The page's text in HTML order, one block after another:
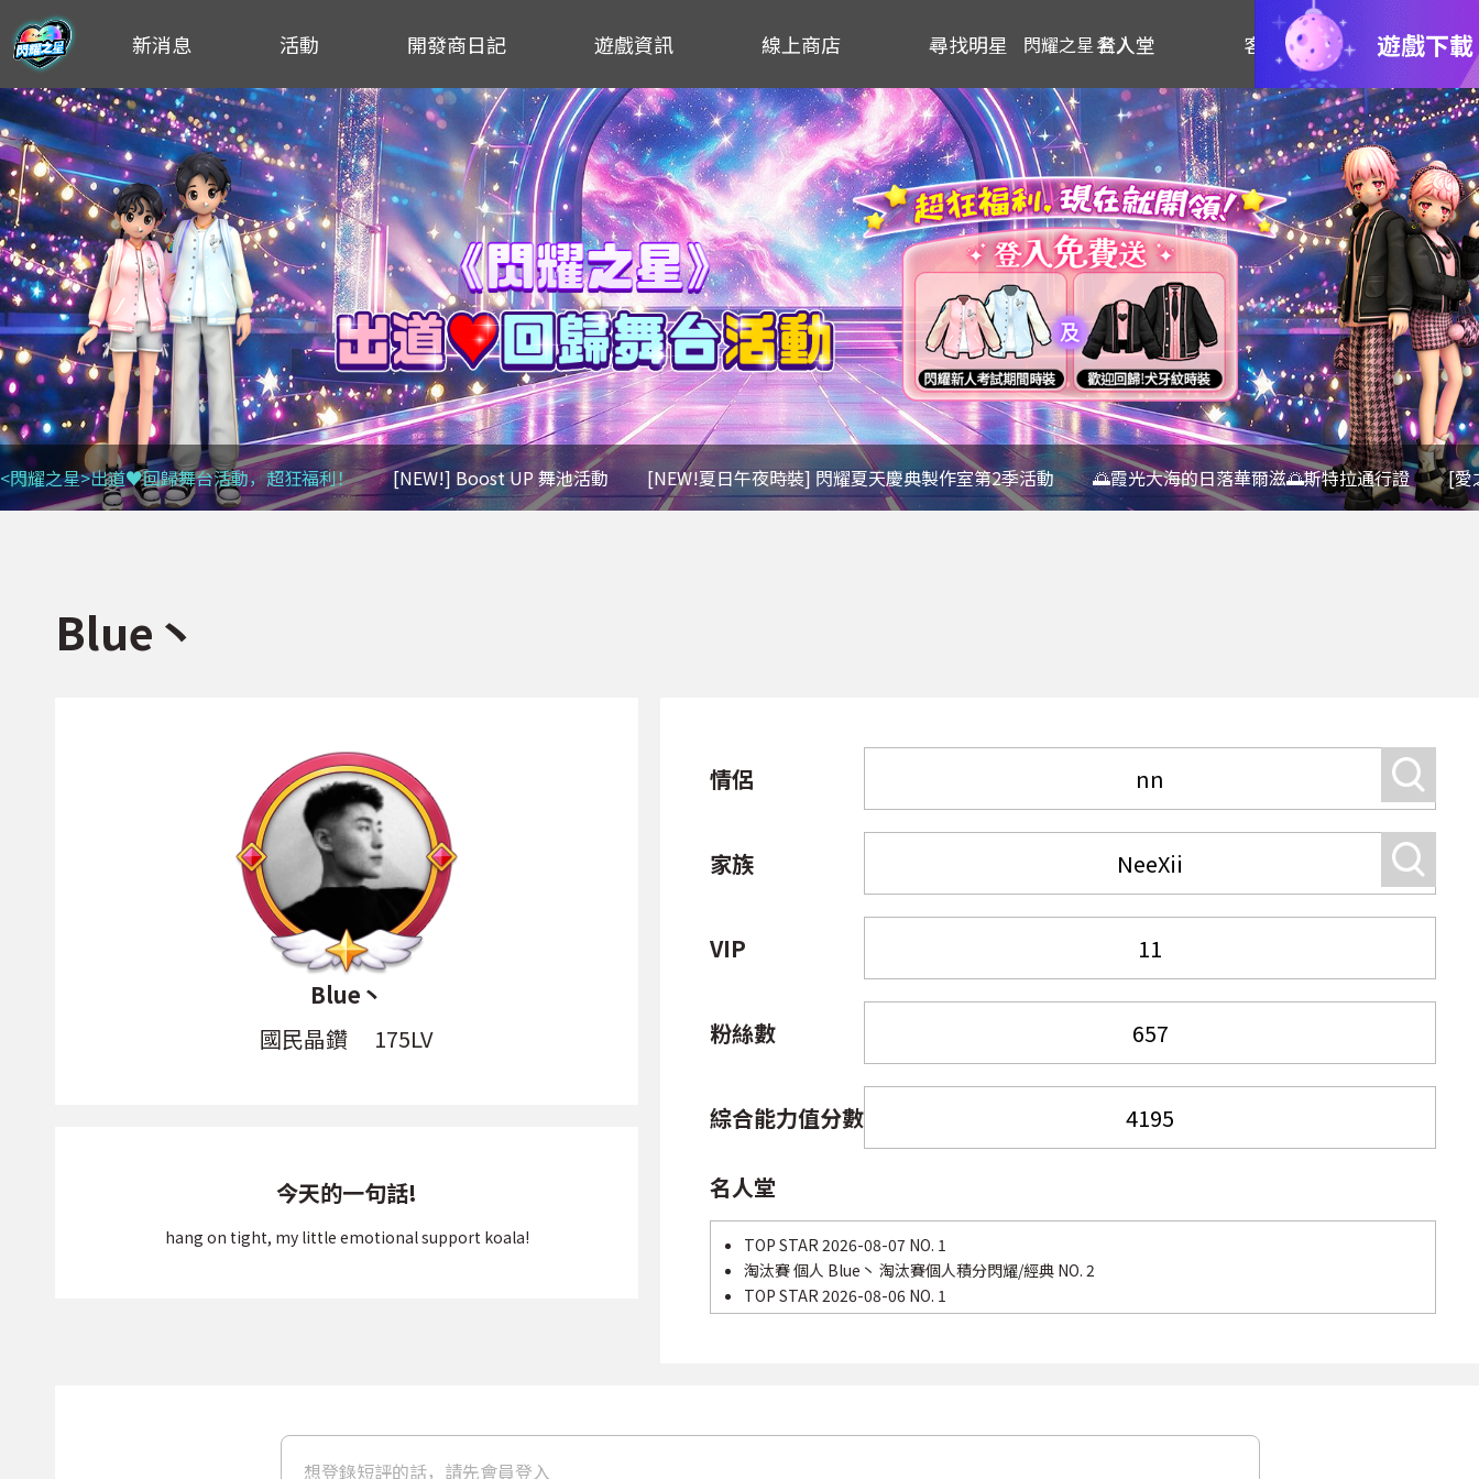
新消息 活動 開發商日記 遊戲資訊 線上商店 尋找明星 名人堂 客服
閃耀之星 登入 遊戲下載
<閃耀之星>出道♥回歸舞台活動，超狂福利！ [NEW!] Boost UP 舞池活動 [NEW!夏日午夜時裝] 閃耀夏天慶典製作室第2季活動 🌅霞光大海的日落華爾滋🌅斯特拉通行證 [愛
Blue丶
Blue丶
國民晶鑽
175LV
今天的一句話!
hang on tight, my little emotional support koala!
情侶
家族
VIP
粉絲數
綜合能力值分數
名人堂
TOP STAR 2026-08-07 NO. 1
淘汰賽 個人 Blue丶 淘汰賽個人積分閃耀/經典 NO. 2
TOP STAR 2026-08-06 NO. 1